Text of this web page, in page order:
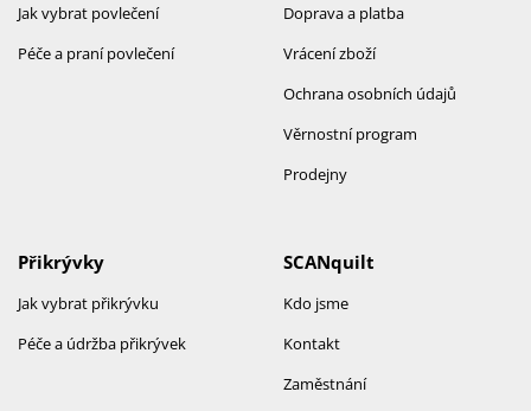
Jak vybrat povlečení
Péče a praní povlečení
Doprava a platba
Vrácení zboží
Ochrana osobních údajů
Věrnostní program
Prodejny
SCANquilt
Kdo jsme
Kontakt
Zaměstnání
Přikrývky
Jak vybrat přikrývku
Péče a údržba přikrývek